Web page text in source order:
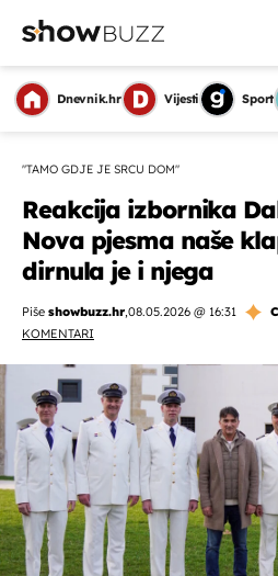
Dnevnik.hr Vijesti Sport
"TAMO GDJE JE SRCU DOM"
Reakcija izbornika
Nova pjesma naše
dirnula je i njega
Piše showbuzz.hr,08.05.2026 @ 16:31
KOMENTARI
OMOGUĆI